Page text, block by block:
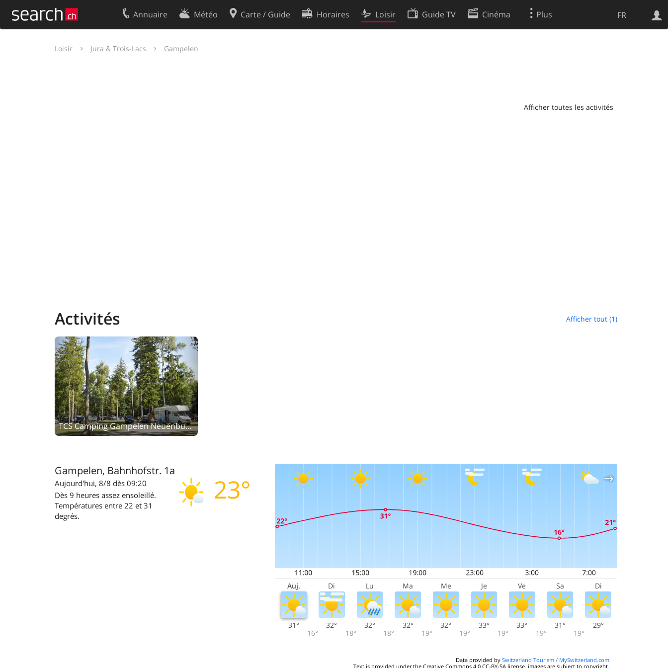
FR
Annuaire Météo Carte / Guide Horaires Loisir Guide TV Cinéma Plus
Loisir Jura & Trois-Lacs Gampelen
Afficher toutes les activités
Activités Afficher tout (1)
TCS Camping Gampelen Neuenburgersee
Gampelen, Bahnhofstr. 1a
23°
Aujourd'hui, 8/8 dès 09:20
Dès 9 heures assez ensoleillé.
Températures entre 22 et 31
degrés.
Auj. Di Lu Ma Me Je Ve Sa Di
31°
16°
32°
18°
32°
18°
32°
19°
32°
19°
33°
19°
33°
19°
31°
19°
29°
Data provided by Switzerland Tourism / MySwitzerland.com
Text is provided under the Creative Commons 4.0 CC-BY-SA license, images are subject to copyright.
Votre inscription
Contact